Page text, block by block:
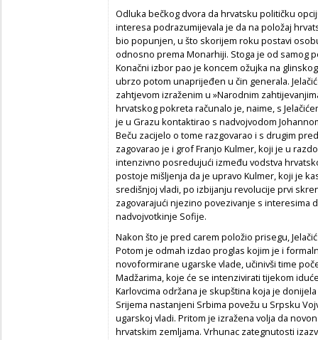
Odluka bečkog dvora da hrvatsku političku
interesa podrazumijevala je da na položaj
bio popunjen, u što skorijem roku postavi
odnosno prema Monarhiji. Stoga je od samog
Konačni izbor pao je koncem ožujka na
ubrzo potom unaprijeđen u čin generala.
zahtjevom izraženim u »Narodnim
hrvatskog pokreta računalo je, naime, s
je u Grazu kontaktirao s nadvojvodom
Beču zacijelo o tome razgovarao i s drugim
zagovarao je i grof Franjo Kulmer, koji je u
intenzivno posredujući između vodstva
postoje mišljenja da je upravo Kulmer, koji je
središnjoj vladi, po izbijanju revolucije prvi
zagovarajući njezino povezivanje s interesima
nadvojvotkinje Sofije.
Nakon što je pred carem položio prisegu,
Potom je odmah izdao proglas kojim je i
novoformirane ugarske vlade, učinivši time
Madžarima, koje će se intenzivirati tijekom
Karlovcima održana je skupština koja je
Srijema nastanjeni Srbima povežu u Srpsku
ugarskoj vladi. Pritom je izražena volja da
hrvatskim zemljama. Vrhunac zategnutosti